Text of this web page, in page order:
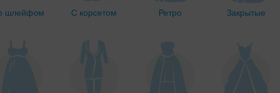
шлейфом С корсетом Ретро Закрытые